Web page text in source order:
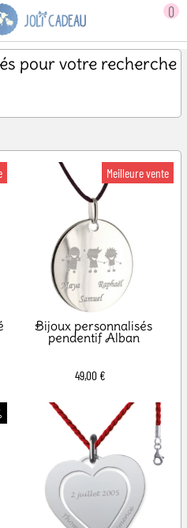
0
pour votre recherche
Bijoux personnalisés
pendentif Alban
49,00 €